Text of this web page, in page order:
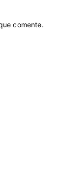
comente.